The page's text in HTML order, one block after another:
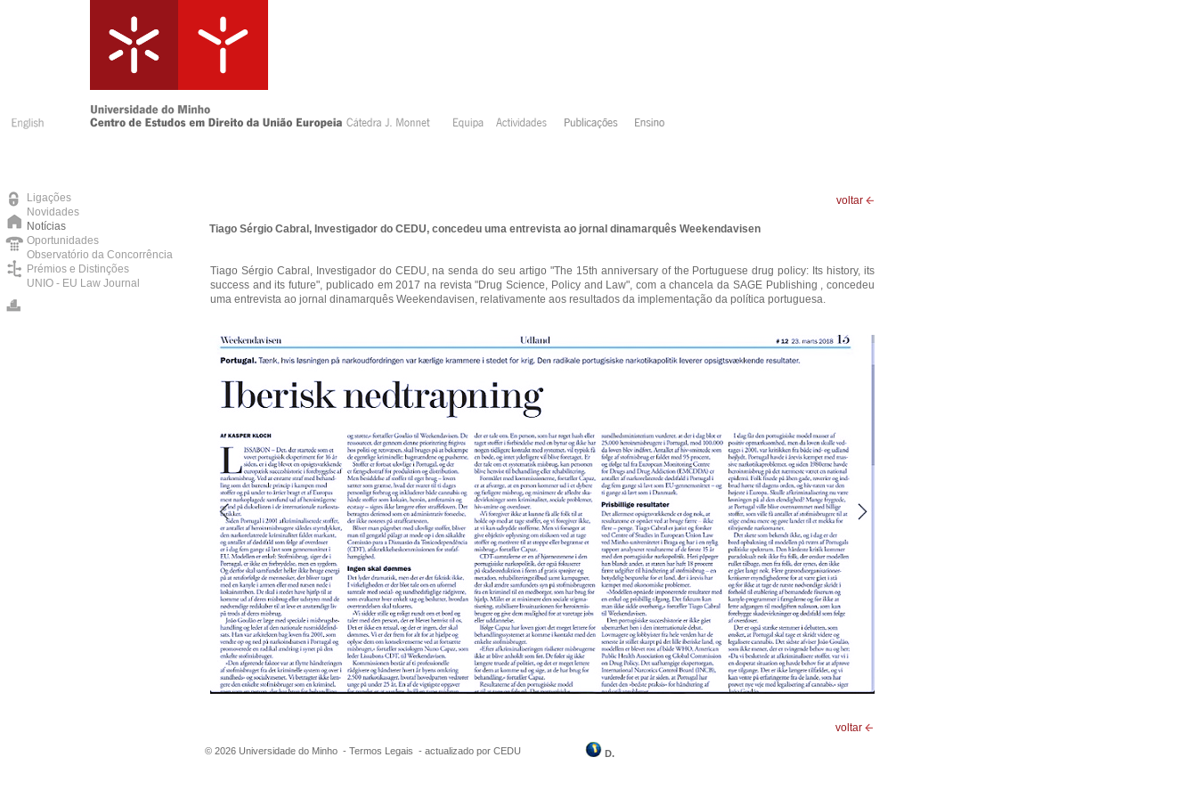
Ligações
Novidades
Notícias
Oportunidades
Observatório da Concorrência
Prémios e Distinções
UNIO - EU Law Journal
voltar
Tiago Sérgio Cabral, Investigador do CEDU, concedeu uma entrevista ao jornal dinamarquês Weekendavisen
Tiago Sérgio Cabral, Investigador do CEDU, na senda do seu artigo "The 15th anniversary of the Portuguese drug policy: Its history, its
success and its future", publicado em 2017 na revista "Drug Science, Policy and Law", com a chancela da SAGE Publishing , concedeu
uma entrevista ao jornal dinamarquês Weekendavisen, relativamente aos resultados da implementação da política portuguesa.
voltar
© 2026 Universidade do Minho - Termos Legais - actualizado por CEDU D.